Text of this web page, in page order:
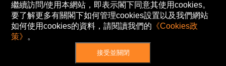
繼續訪問/使用本網站，即表示閣下同意其使用cookies。
要了解更多有關閣下如何管理cookies設置以及我們網站
如何使用cookies的資料，請閱讀我們的 《Cookies政
策》 。
接受並關閉